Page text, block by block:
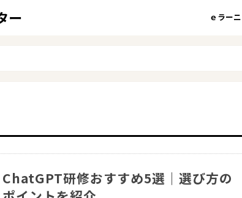
ｅラー
ChatGPT研修おすすめ5選｜選び方の